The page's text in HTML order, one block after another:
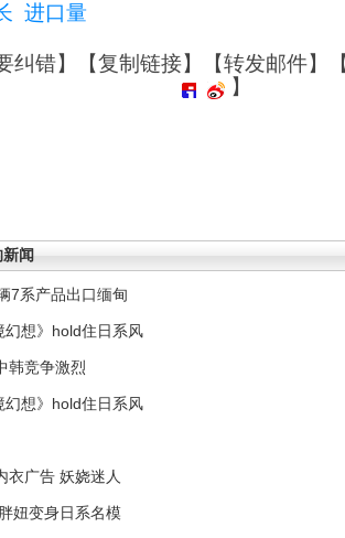
进口量
纠错】【复制链接】【转发邮件】
】
新闻
7系产品出口缅甸
幻想》hold住日系风
韩竞争激烈
幻想》hold住日系风
衣广告 妖娆迷人
妞变身日系名模